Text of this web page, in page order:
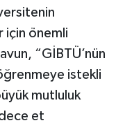
için önemli
“GİBTÜ’nün
istekli
mutluluk
et